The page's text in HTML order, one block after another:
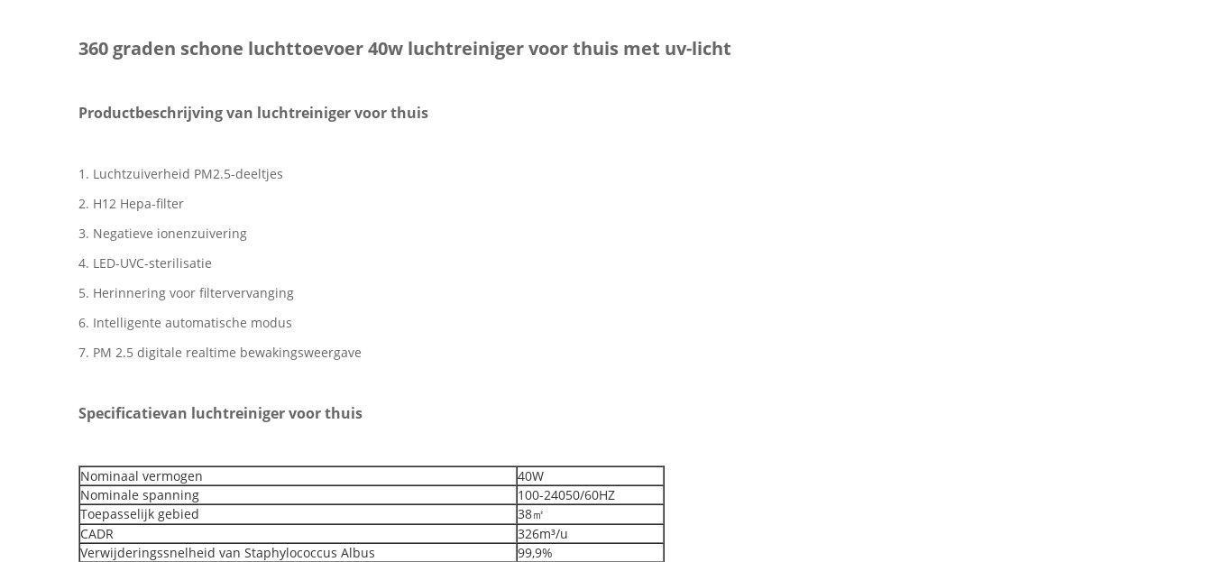
360 graden schone luchttoevoer 40w luchtreiniger voor thuis met uv-licht
Productbeschrijving van luchtreiniger voor thuis
1. Luchtzuiverheid PM2.5-deeltjes
2. H12 Hepa-filter
3. Negatieve ionenzuivering
4. LED-UVC-sterilisatie
5. Herinnering voor filtervervanging
6. Intelligente automatische modus
7. PM 2.5 digitale realtime bewakingsweergave
Specificatievan luchtreiniger voor thuis
Nominaal vermogen
40W
Nominale spanning
100-24050/60HZ
Toepasselijk gebied
38㎡
CADR
326m³/u
Verwijderingssnelheid van Staphylococcus Albus
99,9%